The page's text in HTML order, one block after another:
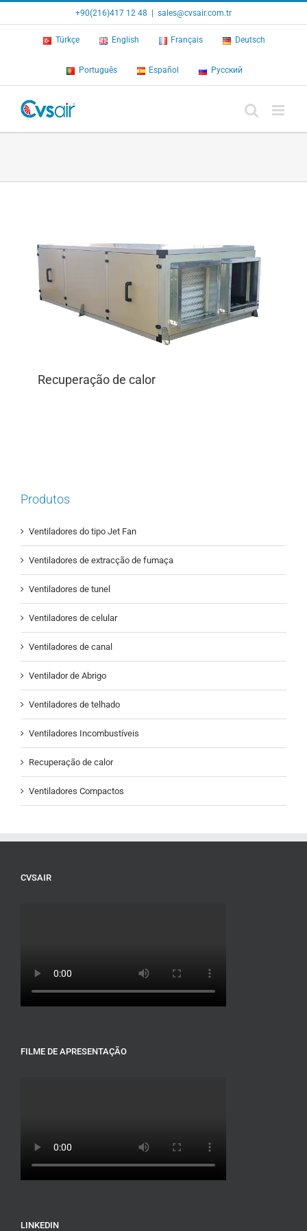
+90(216)417 12 48 sales@cvsair.com.tr
Türkçe English Français Deutsch
Português Español Русский
Recuperação de calor
Produtos
Ventiladores do tipo Jet Fan
Ventiladores de extracção de fumaça
Ventiladores de tunel
Ventiladores de celular
Ventiladores de canal
Ventilador de Abrigo
Ventiladores de telhado
Ventiladores Incombustíveis
Recuperação de calor
Ventiladores Compactos
CVSAIR
FILME DE APRESENTAÇÃO
LINKEDIN